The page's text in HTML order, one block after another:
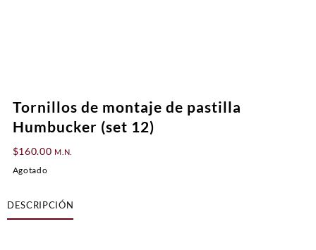
Tornillos de montaje de pastilla
Humbucker (set 12)
$160.00 M.N.
Agotado
DESCRIPCIÓN